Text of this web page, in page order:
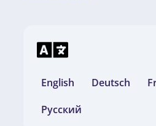
English Deutsch
Русский